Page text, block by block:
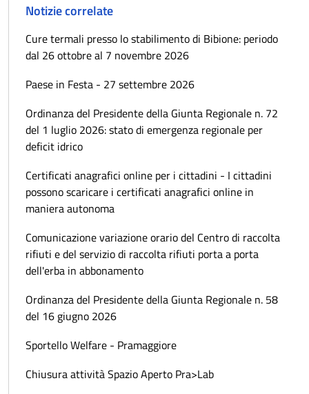
Notizie correlate
Cure termali presso lo stabilimento di Bibione: periodo
dal 26 ottobre al 7 novembre 2026
Paese in Festa - 27 settembre 2026
Ordinanza del Presidente della Giunta Regionale n. 72
del 1 luglio 2026: stato di emergenza regionale per
deficit idrico
Certificati anagrafici online per i cittadini - I cittadini
possono scaricare i certificati anagrafici online in
maniera autonoma
Comunicazione variazione orario del Centro di raccolta
rifiuti e del servizio di raccolta rifiuti porta a porta
dell'erba in abbonamento
Ordinanza del Presidente della Giunta Regionale n. 58
del 16 giugno 2026
Sportello Welfare - Pramaggiore
Chiusura attività Spazio Aperto Pra>Lab